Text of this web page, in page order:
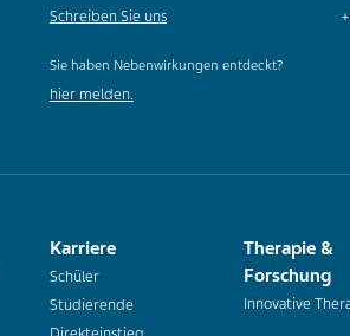
Schreiben Sie uns
Sie haben Nebenwirkungen entdeckt?
hier melden.
Karriere
Schüler
Studierende
Therapie &
Forschung
Innovative